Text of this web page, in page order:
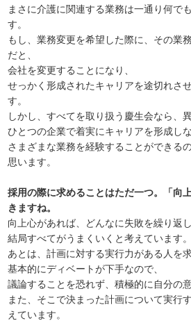
まさに介護に関連する業務は一通り何で
す。
もし、業務変更を希望した際に、その業
だと、
会社を変更することになり、
せっかく形成されたキャリアを途切れさ
す。
しかし、すべてを取り扱う慶生会なら、
ひとつの企業で着実にキャリアを形成しな
さまざまな業務を経験することができる
思います。
採用の際に求めることはただ一つ。「向
きますね。
向上心があれば、どんなに失敗を繰り返
結局すべてがうまくいくと考えています。
あとは、計画に対する実行力がある人を
基本的にディベートが下手なので、
議論することを恐れず、積極的に自分の
また、そこで決まった計画について実行
えています。